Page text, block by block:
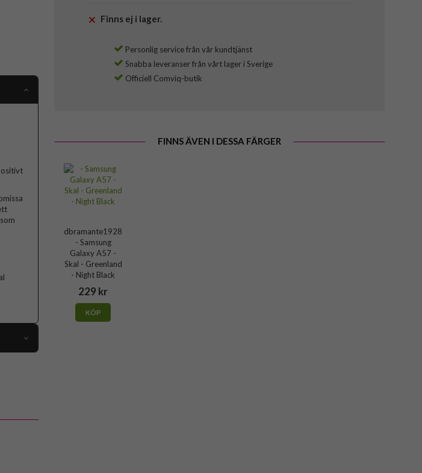
Finns ej i lager.
Personlig service från vår kundtjänst
Snabba leveranser från vårt lager i Sverige
Officiell Comviq-butik
FINNS ÄVEN I DESSA FÄRGER
dbramante1928
- Samsung
Galaxy A57 -
Skal - Greenland
- Night Black
229 kr
KÖP